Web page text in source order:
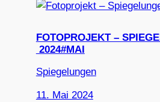
FOTOPROJEKT –
2024#MAI
Spiegelungen
11. Mai 2024